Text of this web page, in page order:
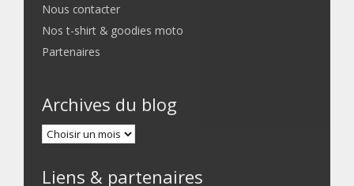
Nous contacter
Nos t-shirt & goodies moto
Partenaires
Archives du blog
Liens & partenaires